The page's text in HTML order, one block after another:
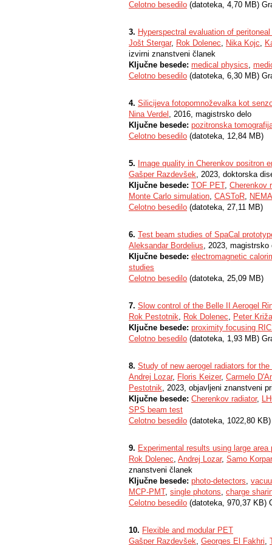
Celotno besedilo (datoteka, 4,70 MB)
3. Hyperspectral evaluation of
Jošt Stergar, Rok Dolenec, Nika Kojc,
izvirni znanstveni članek
Ključne besede: medical physics,
Celotno besedilo (datoteka, 6,30 MB)
4. Silicijeva fotopomnoževalka kot
Nina Verdel , 2016, magistrsko delo
Ključne besede: pozitronska
Celotno besedilo (datoteka, 12,84 MB)
5. Image quality in Cherenkov positron
Gašper Razdevšek, 2023, doktorska
Ključne besede: TOF PET, Cherenkov
Monte Carlo simulation, CASToR,
Celotno besedilo (datoteka, 27,11 MB)
6. Test beam studies of SpaCal
Aleksandar Bordelius, 2023, magistrsko
Ključne besede: electromagnetic
studies
Celotno besedilo (datoteka, 25,09 MB)
7. Slow control of the Belle II Aerogel
Rok Pestotnik, Rok Dolenec, Peter
Ključne besede: proximity focusing
Celotno besedilo (datoteka, 1,93 MB)
8. Study of new aerogel radiators for the
Andrej Lozar, Floris Keizer, Carmelo
Pestotnik, 2023, objavljeni znanstveni
Ključne besede: Cherenkov radiator,
SPS beam test
Celotno besedilo (datoteka, 1022,80
9. Experimental results using large
Rok Dolenec, Andrej Lozar, Samo Korpar
znanstveni članek
Ključne besede: photo-detectors,
MCP-PMT, single photons, charge
Celotno besedilo (datoteka, 970,37 KB)
10. Flexible and modular PET
Gašper Razdevšek, Georges El Fakhri,